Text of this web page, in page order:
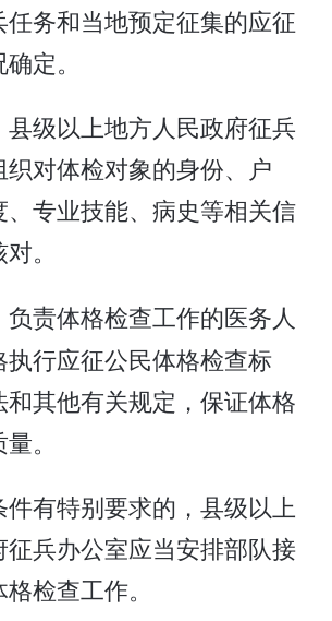
务和当地预定征集的应征
定。
级以上地方人民政府征兵
织对体检对象的身份、户
专业技能、病史等相关信
。
负责体格检查工作的医务人
执行应征公民体格检查标
其他有关规定，保证体格
。
有特别要求的，县级以上
兵办公室应当安排部队接
检查工作。